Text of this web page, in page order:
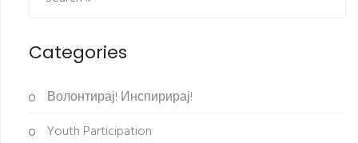
Categories
Волонтирај! Инспирирај!
Youth Participation